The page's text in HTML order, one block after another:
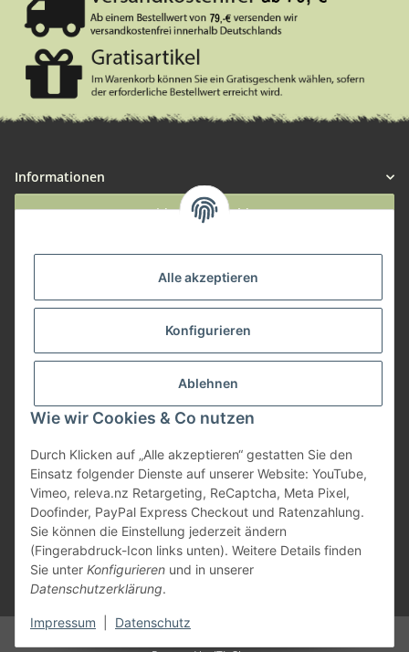
Alle akzeptieren
Konfigurieren
Ablehnen
Wie wir Cookies & Co nutzen
Durch Klicken auf „Alle akzeptieren“ gestatten Sie den
Einsatz folgender Dienste auf unserer Website: YouTube,
Vimeo, releva.nz Retargeting, ReCaptcha, Meta Pixel,
Doofinder, PayPal Express Checkout und Ratenzahlung.
Sie können die Einstellung jederzeit ändern
(Fingerabdruck-Icon links unten). Weitere Details finden
Sie unter Konfigurieren und in unserer
Datenschutzerklärung.
Impressum Datenschutz
Informationen
Widerruf anmelden
Herstellerinformationen
* Alle Preise inkl. gesetzlicher USt., zzgl.